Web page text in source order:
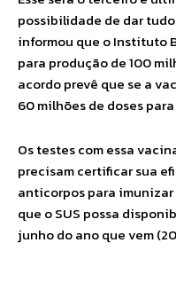
possibilidade de dar
informou que o Instituto
para produção de 100
acordo prevê que se a
60 milhões de doses
Os testes com essa
precisam certificar sua
anticorpos para
que o SUS possa
junho do ano que vem